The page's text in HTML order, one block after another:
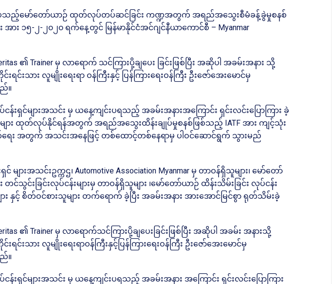
င်းပသည့်မော်တော်ယာဉ် ထုတ်လုပ်တပ်ဆင်ခြင်း ကဏ္ဍအတွက် အရည်အသွေးစီမံခန့်ခွဲမှုစနစ်
း အား ၁၅-၂-၂၀၂၀ ရက်နေ့တွင် မြန်မာနိုင်ငံအင်ဂျင်နီယာကောင်စီ – Myanmar
၏ Trainer မှ လာရောက် သင်ကြားပို့ချပေး ခြင်းဖြစ်ပြီး အဆိုပါ အခမ်းအနား သို့
းရင်းသား လူမျိုးရေးရာ ဝန်ကြီးနှင့် ပြန်ကြားရေးဝန်ကြီး ဦးဇော်အေးမောင်မှ
ည်။
င်များအသင်း မှ ယနေ့ကျင်းပရသည့် အခမ်းအနားအကြောင်း ရှင်းလင်းပြောကြား ခဲ့
များ ထုတ်လုပ်နိုင်ရန်အတွက် အရည်အသွေးထိန်းချုပ်မှုစနစ်ဖြစ်သည့် IATF အား ကျင့်သုံး
က်ရေး အတွက် အသင်းအနေဖြင့် တစ်ထောင့်တစ်နေရာမှ ပါဝင်ဆောင်ရွက် သွားမည်
ားအသင်းဥက္ကဌ၊ Automotive Association Myanmar မှ တာဝန်ရှိသူများ၊ မော်တော်
င်းခြင်းလုပ်ငန်းများမှ တာဝန်ရှိသူများ ၊မော်တော်ယာဉ် ထိန်းသိမ်းခြင်း လုပ်ငန်း
နှင့် စိတ်ဝင်စားသူများ တက်ရောက် ခဲ့ပြီး အခမ်းအနား အားအောင်မြင်စွာ ရုတ်သိမ်းခဲ့
Veritas ၏ Trainer မှ လာရောက်သင်ကြားပို့ချပေးခြင်းဖြစ်ပြီး အဆိုပါ အခမ်း အနားသို့
းရင်းသား လူမျိုးရေးရာဝန်ကြီးနှင့်ပြန်ကြားရေးဝန်ကြီး ဦးဇော်အေးမောင်မှ
ည်။
င်များအသင်း မှ ယနေ့ကျင်းပရသည့် အခမ်းအနား အကြောင်း ရှင်းလင်းပြောကြား